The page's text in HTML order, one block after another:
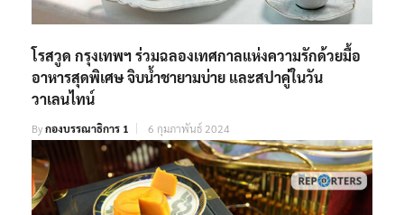
โรสวูด กรุงเทพฯ ร่วมฉลองเทศกาลแห่งความรักด้วยมื้อ
อาหารสุดพิเศษ จิบน้ำชายามบ่าย และสปาคู่ในวัน
วาเลนไทน์
Byกองบรรณาธิการ 1 6 กุมภาพันธ์ 2024